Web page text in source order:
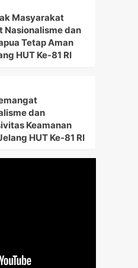
Masyarakat
Nasionalisme dan
Tetap Aman
HUT Ke-81 RI
dan
Keamanan
HUT Ke-81 RI